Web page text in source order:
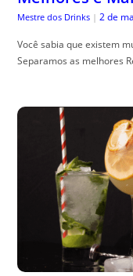
Mestre dos Drinks | 2 de
Você sabia que existem
Separamos as melhores